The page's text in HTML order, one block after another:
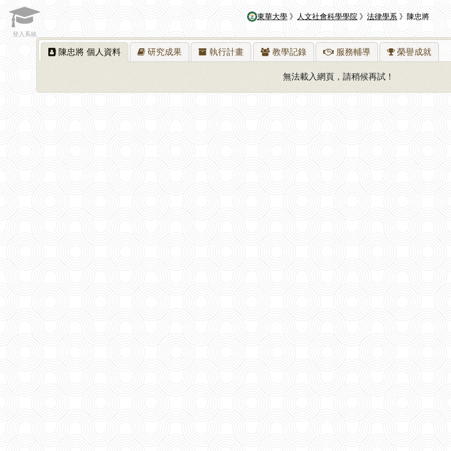
東華大學 》 人文社會科學學院 》 法律學系 》陳忠將
登入系統
陳忠將 個人資料 研究成果 執行計畫 教學記錄 服務輔導 榮譽成就
無法載入網頁，請稍候再試！